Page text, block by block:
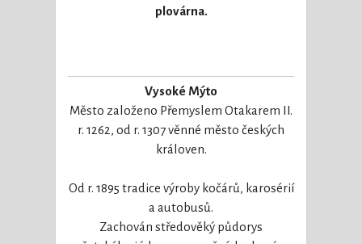
plovárna.
Vysoké Mýto
Město založeno Přemyslem Otakarem II.
r. 1262, od r. 1307 věnné město českých
královen.
Od r. 1895 tradice výroby kočárů, karosérií
a autobusů.
Zachován středověký půdorys